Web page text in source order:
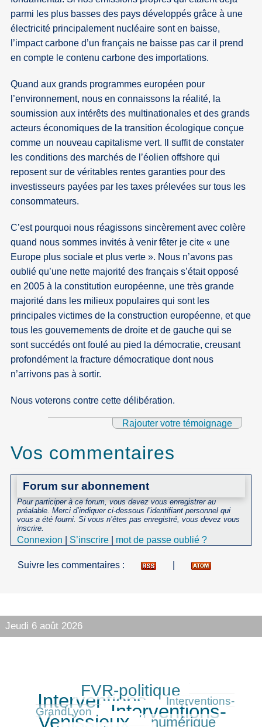
parmi les plus basses des pays développés grâce à une
électricité principalement nucléaire sont en baisse,
l’impact carbone d’un français ne baisse pas car il prend
en compte le contenu carbone des importations.
Quand aux grands programmes européen pour
l’environnement, nous en connaissons la réalité, la
soumission aux intérêts des multinationales et des grands
acteurs économiques de la transition écologique conçue
comme un nouveau capitalisme vert. Il suffit de constater
les conditions des marchés de l’éolien offshore qui
reposent sur de véritables rentes garanties pour des
investisseurs payées par les taxes prélevées sur tous les
consommateurs.
C’est pourquoi nous réagissons sincèrement avec colère
quand nous sommes invités à venir fêter je cite « une
Europe plus sociale et plus verte ». Nous n’avons pas
oublié qu’une nette majorité des français s’était opposé
en 2005 à la constitution européenne, une très grande
majorité dans les milieux populaires qui sont les
principales victimes de la construction européenne, et que
tous les gouvernements de droite et de gauche qui se
sont succédés ont foulé au pied la démocratie, creusant
profondément la fracture démocratique dont nous
n’arrivons pas à sortir.
Nous voterons contre cette délibération.
Rajouter votre témoignage
Vos commentaires
Forum sur abonnement
Pour participer à ce forum, vous devez vous enregistrer au
préalable. Merci d’indiquer ci-dessous l’identifiant personnel qui
vous a été fourni. Si vous n’êtes pas enregistré, vous devez vous
inscrire.
Connexion S’inscrire mot de passe oublié ?
Suivre les commentaires :
Jeudi 6 août 2026
FVR-politique
Interventions
Interventions-
GrandLyon
319/338 Interventions-
Venissieux
184/338 numérique
293/338